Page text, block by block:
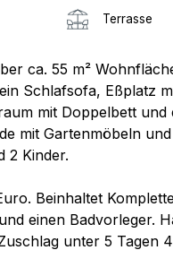
Terrasse
ca. 55 m²
Schlafsofa, Eßplatz
mit Doppelbett und
mit Gartenmöbeln
2 Kinder.
Beinhaltet
einen Badvorleger.
unter 5 Tagen